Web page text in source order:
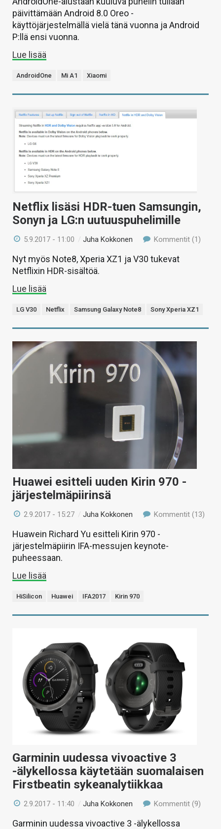
päivittämään Android 8.0 Oreo -
käyttöjärjestelmällä vielä tänä vuonna ja Android
P:llä ensi vuonna.
Lue lisää
AndroidOne Mi A1 Xiaomi
Netflix lisäsi HDR-tuen Samsungin,
Sonyn ja LG:n uutuuspuhelimille
5.9.2017 - 11:00 /Juha Kokkonen Kommentit (1)
Nyt myös Note8, Xperia XZ1 ja V30 tukevat
Netflixin HDR-sisältöä.
Lue lisää
LG V30 Netflix Samsung Galaxy Note8 Sony Xperia XZ1
Huawei esitteli uuden Kirin 970 -
järjestelmäpiirinsä
2.9.2017 - 15:27 /Juha Kokkonen Kommentit (13)
Huawein Richard Yu esitteli Kirin 970 -
järjestelmäpiirin IFA-messujen keynote-
puheessaan.
Lue lisää
HiSilicon Huawei IFA2017 Kirin 970
Garminin uudessa vivoactive 3
-älykellossa käytetään suomalaisen
Firstbeatin sykeanalytiikkaa
2.9.2017 - 11:40 /Juha Kokkonen Kommentit (9)
Garminin uudessa vivoactive 3 -älykellossa